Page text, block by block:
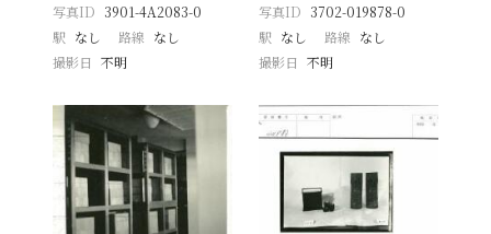
写真ID 3901-4A2083-0
駅 なし 路線 なし
撮影日
不明
写真ID 3702-019878-0
駅 なし 路線 なし
撮影日 不明